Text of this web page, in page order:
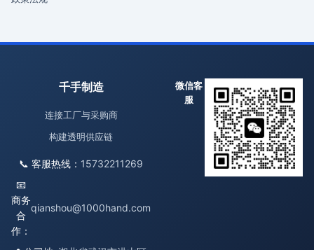
千手制造
连接工厂与采购商
构建透明供应链
📞 客服热线： 15732211269
📧
商务
合
作：
qianshou@1000hand.com
微信客
服